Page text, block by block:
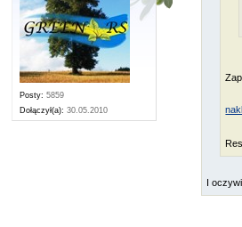
Posty: 5859
Dołączył(a): 30.05.2010
I